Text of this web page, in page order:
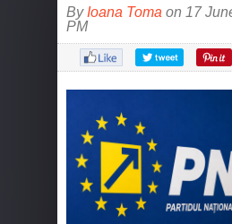
By Ioana Toma on 17
PM